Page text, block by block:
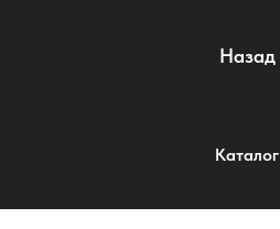
Назад
Каталог